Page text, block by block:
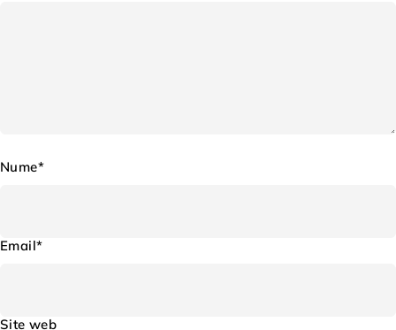
Nume*
Email*
Site web